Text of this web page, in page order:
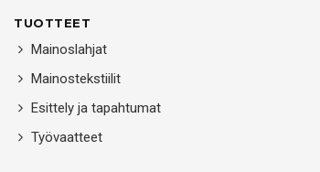
TUOTTEET
Mainoslahjat
Mainostekstiilit
Esittely ja tapahtumat
Työvaatteet